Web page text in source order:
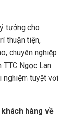
tưởng cho
thuận tiện,
chuyên nghiệp
TTC Ngọc Lan
nghiệm tuyệt vời
hàng về